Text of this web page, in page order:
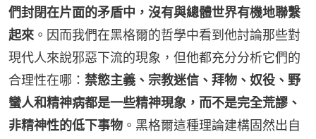
們封閉在片面的矛盾中，沒有與總體世界有機地聯繫
起來 。因而我們在黑格爾的哲學中看到他討論那些對
現代人來說邪惡下流的現象，但他都充分分析它們的
合理性在哪： 禁慾主義、宗教迷信、拜物、奴役、野
蠻人和精神病都是一些精神現象，而不是完全荒謬、
非精神性的低下事物 。黑格爾這種理論建構固然出自